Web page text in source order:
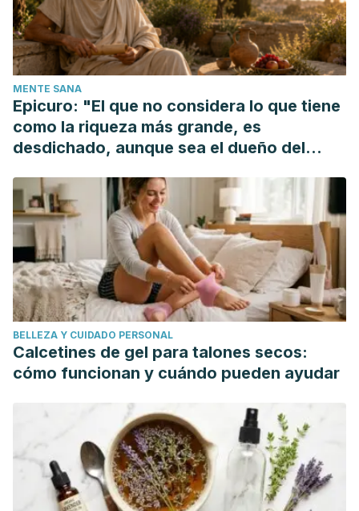
health/about-your-health/health-conditions-
library/childrens-health/Pages/secondary-drowning.aspx
MENTE SANA
Epicuro: "El que no considera lo que tiene
como la riqueza más grande, es
desdichado, aunque sea el dueño del
BELLEZA Y CUIDADO PERSONAL
Calcetines de gel para talones secos:
cómo funcionan y cuándo pueden ayudar